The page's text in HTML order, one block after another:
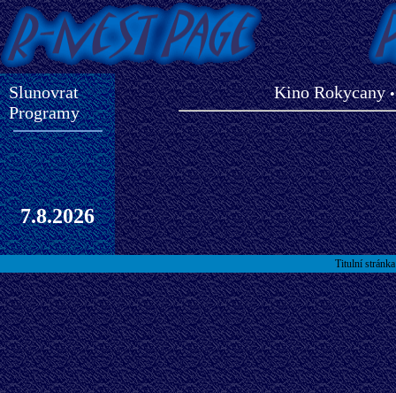
Slunovrat
Programy
7.8.2026
Kino Rokycany
Titulní stránka